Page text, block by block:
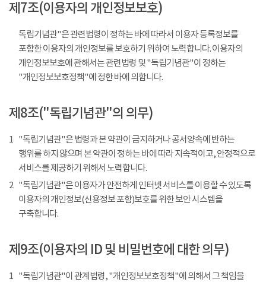
제7조(이용자의 개인정보보호)
독립기념관"은 관련법령이 정하는 바에 따라서 이용자 등록정보를
포함한 이용자의 개인정보를 보호하기 위하여 노력합니다. 이용자의
개인정보보호에 관해서는 관련법령 및 "독립기념관"이 정하는
"개인정보보호정책"에 정한 바에 의합니다.
제8조("독립기념관"의 의무)
1 "독립기념관"은 법령과 본 약관이 금지하거나 공서양속에 반하는
행위를 하지 않으며 본 약관이 정하는 바에 따라 지속적이고, 안정적으로
서비스를 제공하기 위해서 노력합니다.
2 "독립기념관"은 이용자가 안전하게 인터넷 서비스를 이용할 수 있도록
이용자의 개인정보(신용정보 포함)보호를 위한 보안 시스템을
구축합니다.
제9조(이용자의 ID 및 비밀번호에 대한 의무)
1 "독립기념관"이 관계법령, "개인정보보호정책"에 의해서 그 책임을